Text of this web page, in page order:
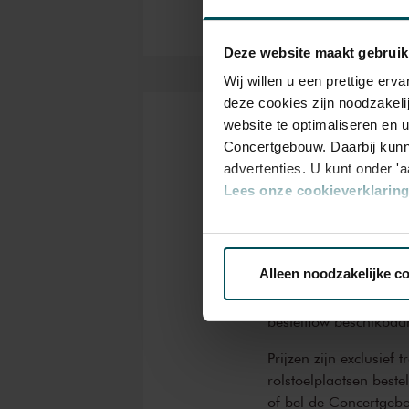
Deze website maakt
Wij willen u een prettige
deze cookies zijn
website te optimaliseren en
Concertgebouw. Daarbij
advertenties. U kunt onder
Lees onze
Via decookieverklaringop
We werken samen met32
Alleen noodzakelijke
jazzfestivals organiseert. Hij
hun tocht door Rusland
Grappelli en Chopin
Waltz, van KramerStrange
twist.
Kaarten
Drankjes zijn bij de
Eventuele
bestelflow
Prijzen zijn exclusief
rolstoelplaatsen
of bel de